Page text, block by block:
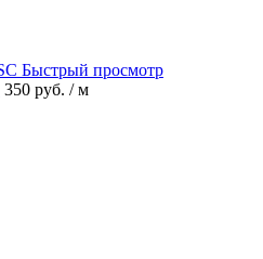
Быстрый просмотр
350 руб. / м